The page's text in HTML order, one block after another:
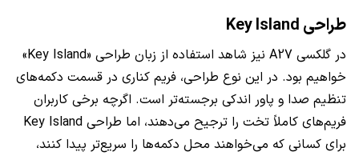
طراحی Key Island
در گلکسی A27 نیز شاهد استفاده از زبان طراحی «Key Island»
خواهیم بود. در این نوع طراحی، فریم کناری در قسمت دکمه‌های
تنظیم صدا و پاور اندکی برجسته‌تر است. اگرچه برخی کاربران
فریم‌های کاملاً تخت را ترجیح می‌دهند، اما طراحی Key Island
برای کسانی که می‌خواهند محل دکمه‌ها را سریع‌تر پیدا کنند،